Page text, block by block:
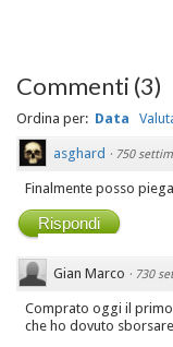
Commenti (3)
Ordina per: Data
asghard · 750
Finalmente posso
Rispondi
Gian Marco · 730
Comprato oggi il primo
che ho dovuto